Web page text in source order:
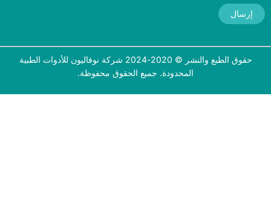
إرسال
حقوق الطبع والنشر © 2020-2024 شركة نوفاليون للأدوات الطبية
المحدودة. جميع الحقوق محفوظة.